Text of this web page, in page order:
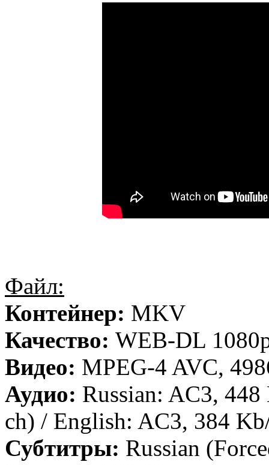
Файл:
Контейнер: MKV
Качество: WEB-DL
Видео: MPEG-4 AVC,
Аудио: Russian: AC3,
ch) / English: AC3, 384
Субтитры: Russian